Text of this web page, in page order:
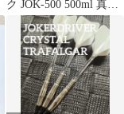
ク JOK-500 500ml 真空
断熱ケータイマグ BK
水筒 【食洗機対応モデ
ル】サーモス